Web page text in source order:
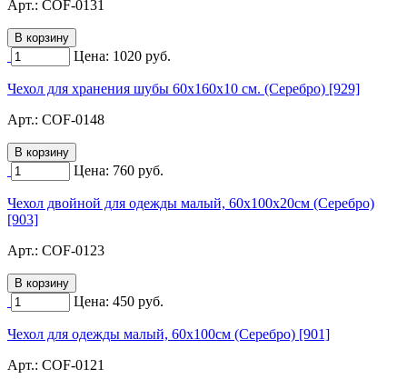
Арт.: COF-0131
Цена: 1020 руб.
Чехол для хранения шубы 60х160х10 см. (Серебро) [929]
Арт.: COF-0148
Цена: 760 руб.
Чехол двойной для одежды малый, 60х100х20см (Серебро)
[903]
Арт.: COF-0123
Цена: 450 руб.
Чехол для одежды малый, 60х100см (Серебро) [901]
Арт.: COF-0121